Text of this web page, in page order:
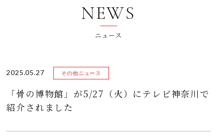
NEWS
ニュース
2025.05.27 その他ニュース
「骨の博物館」が5/27（火）にテレビ神奈川で
紹介されました